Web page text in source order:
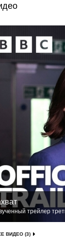
трейлер
ВИДЕО (3)